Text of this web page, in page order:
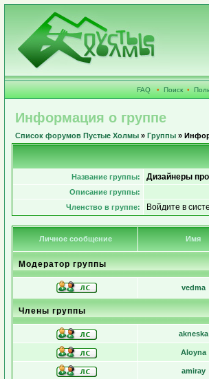
FAQ • Поиск •
Информация о группе
Список форумов Пустые Холмы » Группы »
Название группы: Дизайнеры
Описание группы:
Членство в группе:
Войдите в
Личное сообщение Имя
Модератор группы
vedma
Члены группы
akneska
Aloyna
amiray